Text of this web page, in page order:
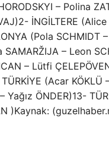
– Polina
İNGİLTERE
(Pola SCHMIDT
SAMARŽIJA – Leon
– Lütfi
(Acar
Yağız ÖNDER)13-
)Kaynak: